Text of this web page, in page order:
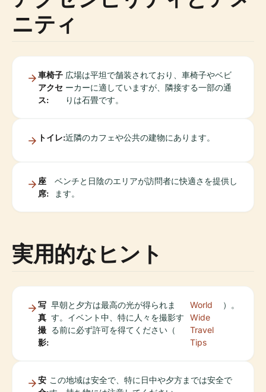
ニティ
車椅子
アクセ
ス:
広場は平坦で舗装されており、車椅子やベビ
ーカーに適していますが、隣接する一部の通
りは石畳です。
トイレ:近隣のカフェや公共の建物にあります。
座
席:
ベンチと日陰のエリアが訪問者に快適さを提供し
ます。
実用的なヒント
写
真
撮
影:
早朝と夕方は最高の光が得られま
す。イベント中、特に人々を撮影す
る前に必ず許可を得てください（
World
Wide
Travel
Tips
）。
安 この地域は安全で、特に日中や夕方までは安全で